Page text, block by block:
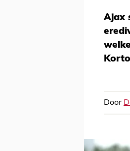
Ajax
Door